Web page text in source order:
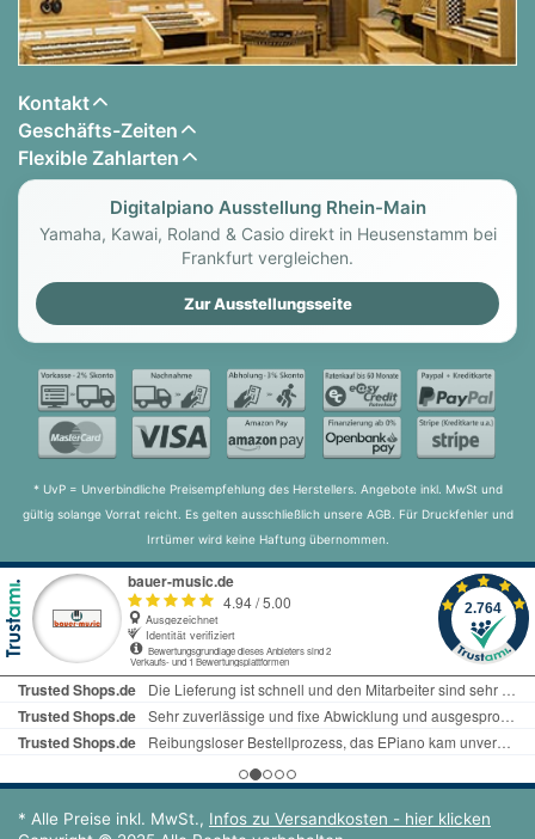
Kontakt
Geschäfts-Zeiten
Flexible Zahlarten
Digitalpiano Ausstellung Rhein-Main
Yamaha, Kawai, Roland & Casio direkt in Heusenstamm bei
Frankfurt vergleichen.
Zur Ausstellungsseite
* UvP = Unverbindliche Preisempfehlung des Herstellers. Angebote inkl. MwSt und
gültig solange Vorrat reicht. Es gelten ausschließlich unsere AGB. Für Druckfehler und
Irrtümer wird keine Haftung übernommen.
* Alle Preise inkl. MwSt., Infos zu Versandkosten - hier klicken